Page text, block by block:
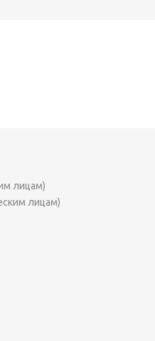
лицам)
лицам)